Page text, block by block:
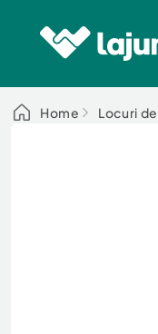
Home Locuri